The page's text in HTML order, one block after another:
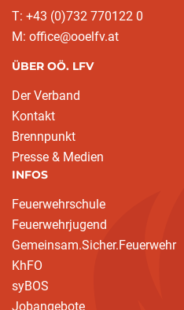
T: +43 (0)732 770122 0
M: office@ooelfv.at
ÜBER OÖ. LFV
Der Verband
Kontakt
Brennpunkt
Presse & Medien
INFOS
Feuerwehrschule
Feuerwehrjugend
Gemeinsam.Sicher.Feuerwehr
KhFO
syBOS
Jobangebote